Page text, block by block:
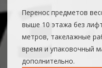
Перенос предметов
выше 10 этажа без
метров, такелажные
время и упаковочный
дополнительно.